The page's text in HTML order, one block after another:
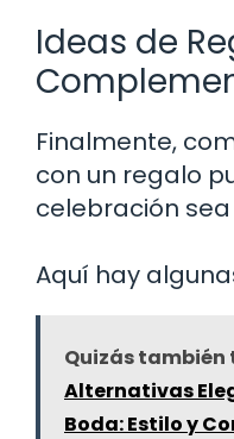
Ideas de
Finalmente,
con un regalo
celebración
Aquí hay
Quizás también
Alternativas
Boda: Estilo y